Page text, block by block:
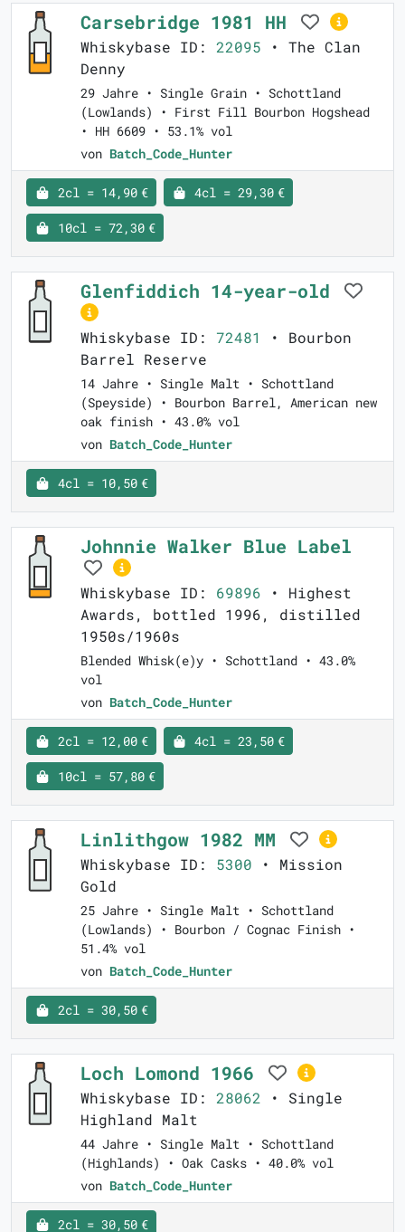
Carsebridge 1981 HH
Whiskybase ID: 22095 • The Clan
Denny
29 Jahre • Single Grain • Schottland
(Lowlands) • First Fill Bourbon Hogshead
• HH 6609 • 53.1% vol
von Batch_Code_Hunter
2cl = 14,90 € 4cl = 29,30 €
10cl = 72,30 €
Glenfiddich 14-year-old
Whiskybase ID: 72481
• Bourbon
Barrel Reserve
14 Jahre • Single Malt • Schottland
(Speyside) • Bourbon Barrel, American new
oak finish • 43.0% vol
von Batch_Code_Hunter
4cl = 10,50 €
Johnnie Walker Blue Label
Whiskybase ID: 69896 • Highest
Awards, bottled 1996, distilled
1950s/1960s
Blended Whisk(e)y • Schottland • 43.0%
vol
von Batch_Code_Hunter
2cl = 12,00 € 4cl = 23,50 €
10cl = 57,80 €
Linlithgow 1982 MM
Whiskybase ID: 5300 • Mission
Gold
25 Jahre • Single Malt • Schottland
(Lowlands) • Bourbon / Cognac Finish •
51.4% vol
von Batch_Code_Hunter
2cl = 30,50 €
Loch Lomond 1966
Whiskybase ID: 28062 • Single
Highland Malt
44 Jahre • Single Malt • Schottland
(Highlands) • Oak Casks • 40.0% vol
von Batch_Code_Hunter
2cl = 30,50 €